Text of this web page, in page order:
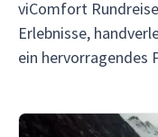
viComfort
Erlebnisse,
ein hervorragendes